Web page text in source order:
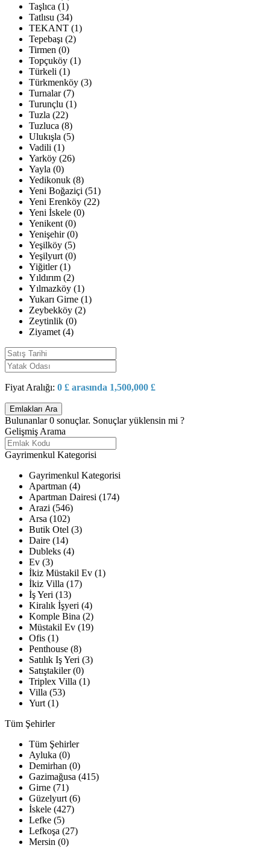
Taşlıca (1)
Tatlısu (34)
TEKANT (1)
Tepebaşı (2)
Tirmen (0)
Topçuköy (1)
Türkeli (1)
Türkmenköy (3)
Turnalar (7)
Turunçlu (1)
Tuzla (22)
Tuzluca (8)
Ulukışla (5)
Vadili (1)
Yarköy (26)
Yayla (0)
Yedikonuk (8)
Yeni Boğaziçi (51)
Yeni Erenköy (22)
Yeni İskele (0)
Yenikent (0)
Yenişehir (0)
Yeşilköy (5)
Yeşilyurt (0)
Yiğitler (1)
Yıldırım (2)
Yılmazköy (1)
Yukarı Girne (1)
Zeybekköy (2)
Zeytinlik (0)
Ziyamet (4)
Fiyat Aralığı: 0 £ arasında 1,500,000 £
Bulunanlar0 sonuçlar. Sonuçlar yüklensin mi ?
Gelişmiş Arama
Gayrimenkul Kategorisi
Gayrimenkul Kategorisi
Apartman (4)
Apartman Dairesi (174)
Arazi (546)
Arsa (102)
Butik Otel (3)
Daire (14)
Dubleks (4)
Ev (3)
İkiz Müstakil Ev (1)
İkiz Villa (17)
İş Yeri (13)
Kiralık İşyeri (4)
Komple Bina (2)
Müstakil Ev (19)
Ofis (1)
Penthouse (8)
Satılık Iş Yeri (3)
Satıştakiler (0)
Triplex Villa (1)
Villa (53)
Yurt (1)
Tüm Şehirler
Tüm Şehirler
Ayluka (0)
Demirhan (0)
Gazimağusa (415)
Girne (71)
Güzelyurt (6)
İskele (427)
Lefke (5)
Lefkoşa (27)
Mersin (0)